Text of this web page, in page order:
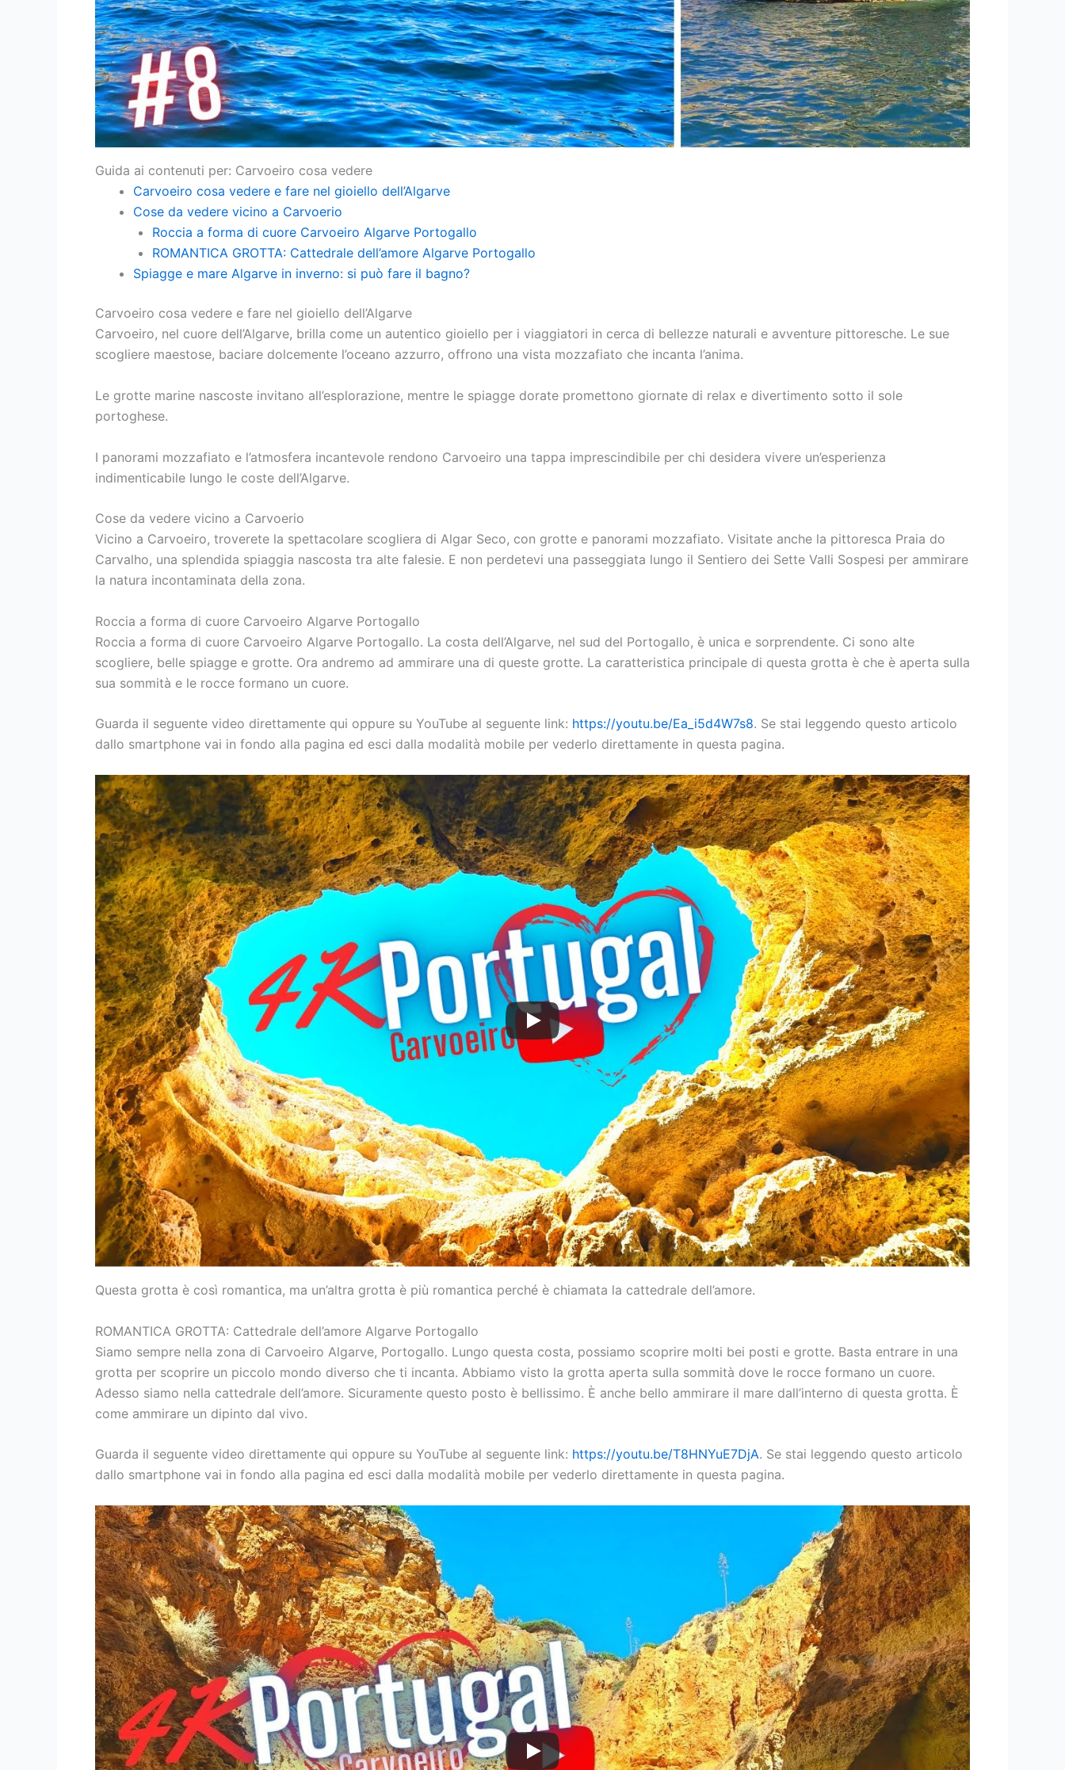
Guida ai contenuti per: Carvoeiro cosa vedere
Carvoeiro cosa vedere e fare nel gioiello dell’Algarve
Cose da vedere vicino a Carvoerio
Roccia a forma di cuore Carvoeiro Algarve Portogallo
ROMANTICA GROTTA: Cattedrale dell’amore Algarve Portogallo
Spiagge e mare Algarve in inverno: si può fare il bagno?
Carvoeiro cosa vedere e fare nel gioiello dell’Algarve
Carvoeiro, nel cuore dell’Algarve, brilla come un autentico gioiello per i viaggiatori in cerca di bellezze naturali e avventure pittoresche. Le sue
scogliere maestose, baciare dolcemente l’oceano azzurro, offrono una vista mozzafiato che incanta l’anima.
Le grotte marine nascoste invitano all’esplorazione, mentre le spiagge dorate promettono giornate di relax e divertimento sotto il sole
portoghese.
I panorami mozzafiato e l’atmosfera incantevole rendono Carvoeiro una tappa imprescindibile per chi desidera vivere un’esperienza
indimenticabile lungo le coste dell’Algarve.
Cose da vedere vicino a Carvoerio
Vicino a Carvoeiro, troverete la spettacolare scogliera di Algar Seco, con grotte e panorami mozzafiato. Visitate anche la pittoresca Praia do
Carvalho, una splendida spiaggia nascosta tra alte falesie. E non perdetevi una passeggiata lungo il Sentiero dei Sette Valli Sospesi per ammirare
la natura incontaminata della zona.
Roccia a forma di cuore Carvoeiro Algarve Portogallo
Roccia a forma di cuore Carvoeiro Algarve Portogallo. La costa dell’Algarve, nel sud del Portogallo, è unica e sorprendente. Ci sono alte
scogliere, belle spiagge e grotte. Ora andremo ad ammirare una di queste grotte. La caratteristica principale di questa grotta è che è aperta sulla
sua sommità e le rocce formano un cuore.
Guarda il seguente video direttamente qui oppure su YouTube al seguente link: https://youtu.be/Ea_i5d4W7s8. Se stai leggendo questo articolo
dallo smartphone vai in fondo alla pagina ed esci dalla modalità mobile per vederlo direttamente in questa pagina.
Questa grotta è così romantica, ma un’altra grotta è più romantica perché è chiamata la cattedrale dell’amore.
ROMANTICA GROTTA: Cattedrale dell’amore Algarve Portogallo
Siamo sempre nella zona di Carvoeiro Algarve, Portogallo. Lungo questa costa, possiamo scoprire molti bei posti e grotte. Basta entrare in una
grotta per scoprire un piccolo mondo diverso che ti incanta. Abbiamo visto la grotta aperta sulla sommità dove le rocce formano un cuore.
Adesso siamo nella cattedrale dell’amore. Sicuramente questo posto è bellissimo. È anche bello ammirare il mare dall’interno di questa grotta. È
come ammirare un dipinto dal vivo.
Guarda il seguente video direttamente qui oppure su YouTube al seguente link: https://youtu.be/T8HNYuE7DjA. Se stai leggendo questo articolo
dallo smartphone vai in fondo alla pagina ed esci dalla modalità mobile per vederlo direttamente in questa pagina.